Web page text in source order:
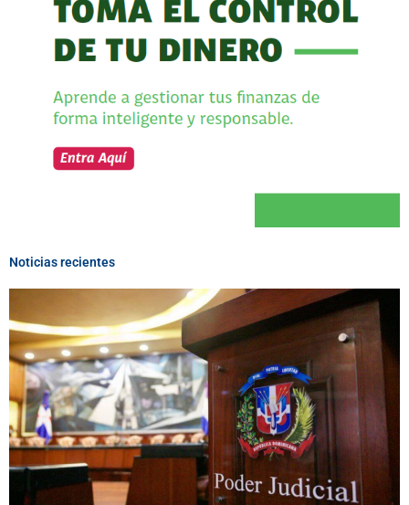
Noticias recientes